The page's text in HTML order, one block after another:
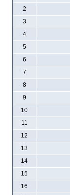
2
3
4
5
6
7
8
9
10
11
12
13
14
15
16